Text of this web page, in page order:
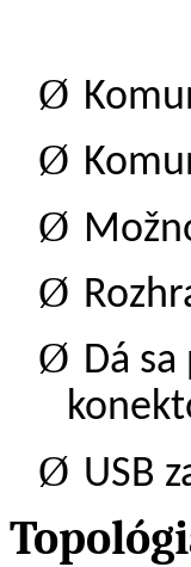
Ø
Ø
Ø
Ø
Ø Dá
Ø USB